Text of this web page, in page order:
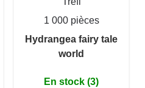
1 000 pièces
Hydrangea fairy tale
world
En stock (3)